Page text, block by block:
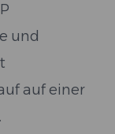
und
auf einer